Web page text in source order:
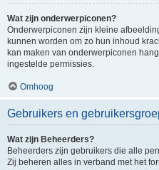
Wat zijn onderwerpiconen?
Onderwerpiconen zijn kleine
kunnen worden om zo hun inhoud
kan maken van onderwerpiconen
ingestelde permissies.
Omhoog
Gebruikers en
Wat zijn Beheerders?
Beheerders zijn gebruikers die alle
Zij beheren alles in verband met het